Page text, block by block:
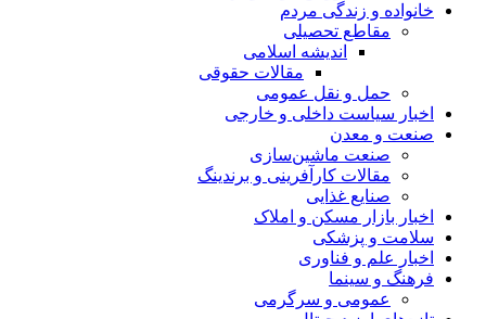
خانواده و زندگی مردم
مقاطع تحصیلی
اندیشه اسلامی
مقالات حقوقی
حمل و نقل عمومی
اخبار سیاست داخلی و خارجی
صنعت و معدن
صنعت ماشین‌سازی
مقالات کارآفرینی و برندینگ
صنایع غذایی
اخبار بازار مسکن و املاک
سلامت و پزشکی
اخبار علم و فناوری
فرهنگ و سینما
عمومی و سرگرمی